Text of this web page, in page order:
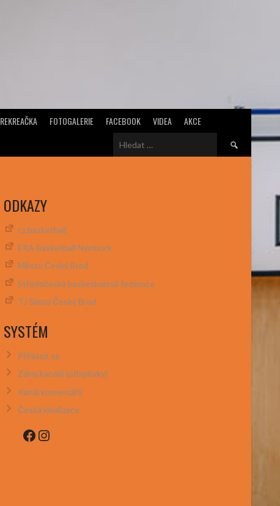
REKREAČKA FOTOGALERIE FACEBOOK VIDEA
AKCE
Vyhledávání
ODKAZY
cz.basketball
ERA Basketball Nymburk
Město Český Brod
Středočeská basketbalová federace
TJ Slavoj Český Brod
SYSTÉM
Přihlásit se
Zdroj kanálů (příspěvky)
Kanál komentářů
Česká lokalizace
Facebook
Instagram